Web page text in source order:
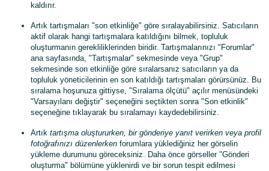
Türk
Türk
- TR
Giriş
yap
Hesap
Aç
kaldırır.
Artık tartışmaları "son etkinliğe" göre sıralayabilirsiniz. Satıcıların
aktif olarak hangi tartışmalara katıldığını bilmek, topluluk
oluşturmanın gerekliliklerinden biridir. Tartışmalarınızı "Forumlar"
ana sayfasında, "Tartışmalar" sekmesinde veya "Grup"
sekmesinde son etkinliğe göre sıralarsanız satıcıların ya da
topluluk yöneticilerinin en son katıldığı tartışmaları görürsünüz. Bu
sıralama hoşunuza gittiyse, "Sıralama ölçütü" açılır menüsündeki
"Varsayılanı değiştir" seçeneğini seçtikten sonra "Son etkinlik"
seçeneğine tıklayarak bu sıralamayı kaydedebilirsiniz.
Artıktartışma oluştururken, bir gönderiye yanıt verirken veya profil
fotoğrafınızı düzenlerken forumlara yüklediğiniz her görselin
yükleme durumunu göreceksiniz. Daha önce görseller "Gönderi
oluşturma" bölümüne yüklenirdi ve bir sorun tespit edilmesi